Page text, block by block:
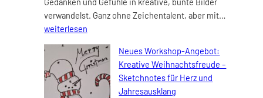
Uhr
verwandelst. Ganz ohne Zeichentalent, aber mit…
weiterlesen
Neues Workshop-Angebot:
Kreative Weihnachtsfreude –
Sketchnotes für Herz und
Jahresausklang